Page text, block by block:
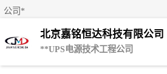
公司*
北京嘉铭恒达科技有限公司
**UPS电源技术工程公司